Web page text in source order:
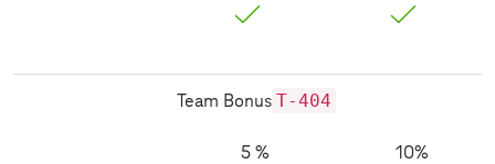
Team Bonus T-404
5 % 10%